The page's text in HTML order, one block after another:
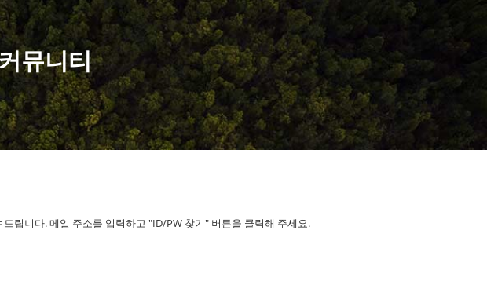
뮤니티
립니다. 메일 주소를 입력하고 "ID/PW 찾기" 버튼을 클릭해 주세요.